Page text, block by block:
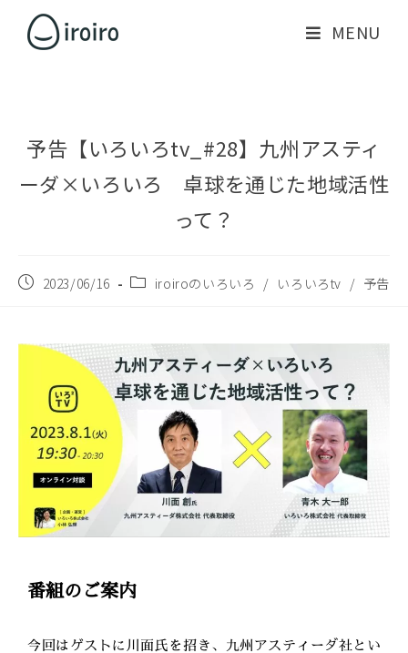
MENU
予告【いろいろtv_#28】九州アスティ
ーダ×いろいろ 卓球を通じた地域活性
って？
2023/06/16 iroiroのいろいろ / いろいろtv / 予告
番組のご案内
今回はゲストに川面氏を招き、九州アスティーダ社とい